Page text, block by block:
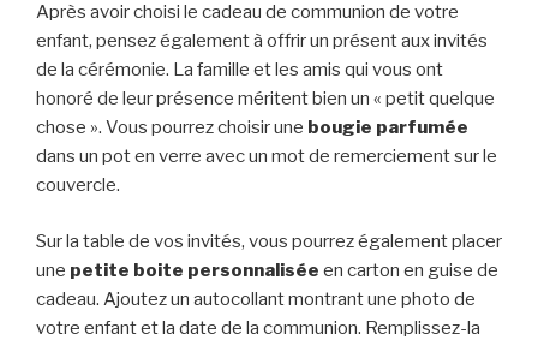
Après avoir choisi le cadeau de communion de votre
enfant, pensez également à offrir un présent aux invités
de la cérémonie. La famille et les amis qui vous ont
honoré de leur présence méritent bien un « petit quelque
chose ». Vous pourrez choisir une bougie parfumée
dans un pot en verre avec un mot de remerciement sur le
couvercle.
Sur la table de vos invités, vous pourrez également placer
une petite boite personnalisée en carton en guise de
cadeau. Ajoutez un autocollant montrant une photo de
votre enfant et la date de la communion. Remplissez-la